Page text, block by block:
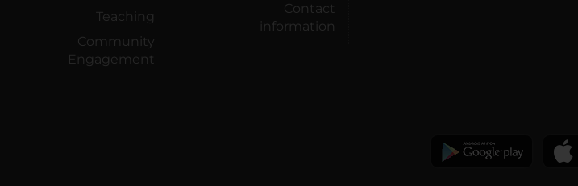
Teaching
Community
Engagement
Contact
information